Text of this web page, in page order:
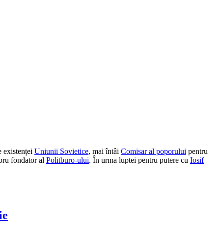
Uniunii Sovietice, mai întâi Comisar al poporului pentru
fondator al Politburo-ului. În urma luptei pentru putere cu Iosif